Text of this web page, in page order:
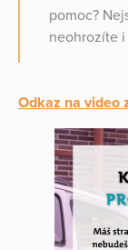
pomoc?
neohrozíte i
Odkaz na video